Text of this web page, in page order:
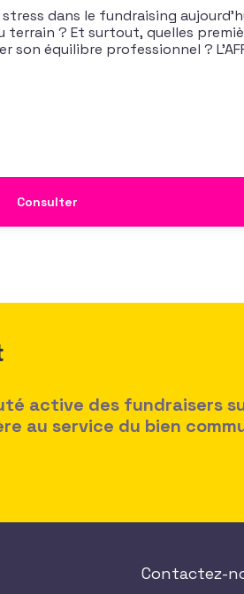
dans le fundraising
terrain ? Et surtout, quelles
son équilibre professionnel ?
Consulter
active des fundraisers
au service du bien
Contactez-